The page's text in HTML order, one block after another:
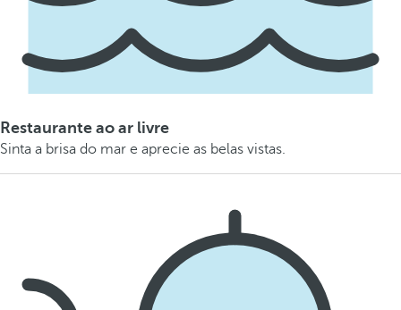
Restaurante ao ar livre
Sinta a brisa do mar e aprecie as belas vistas.